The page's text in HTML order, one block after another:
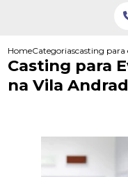
HomeCategoriascasting para
Casting para
na Vila